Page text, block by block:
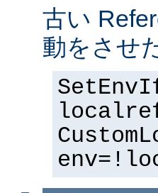
古い
動をさせ